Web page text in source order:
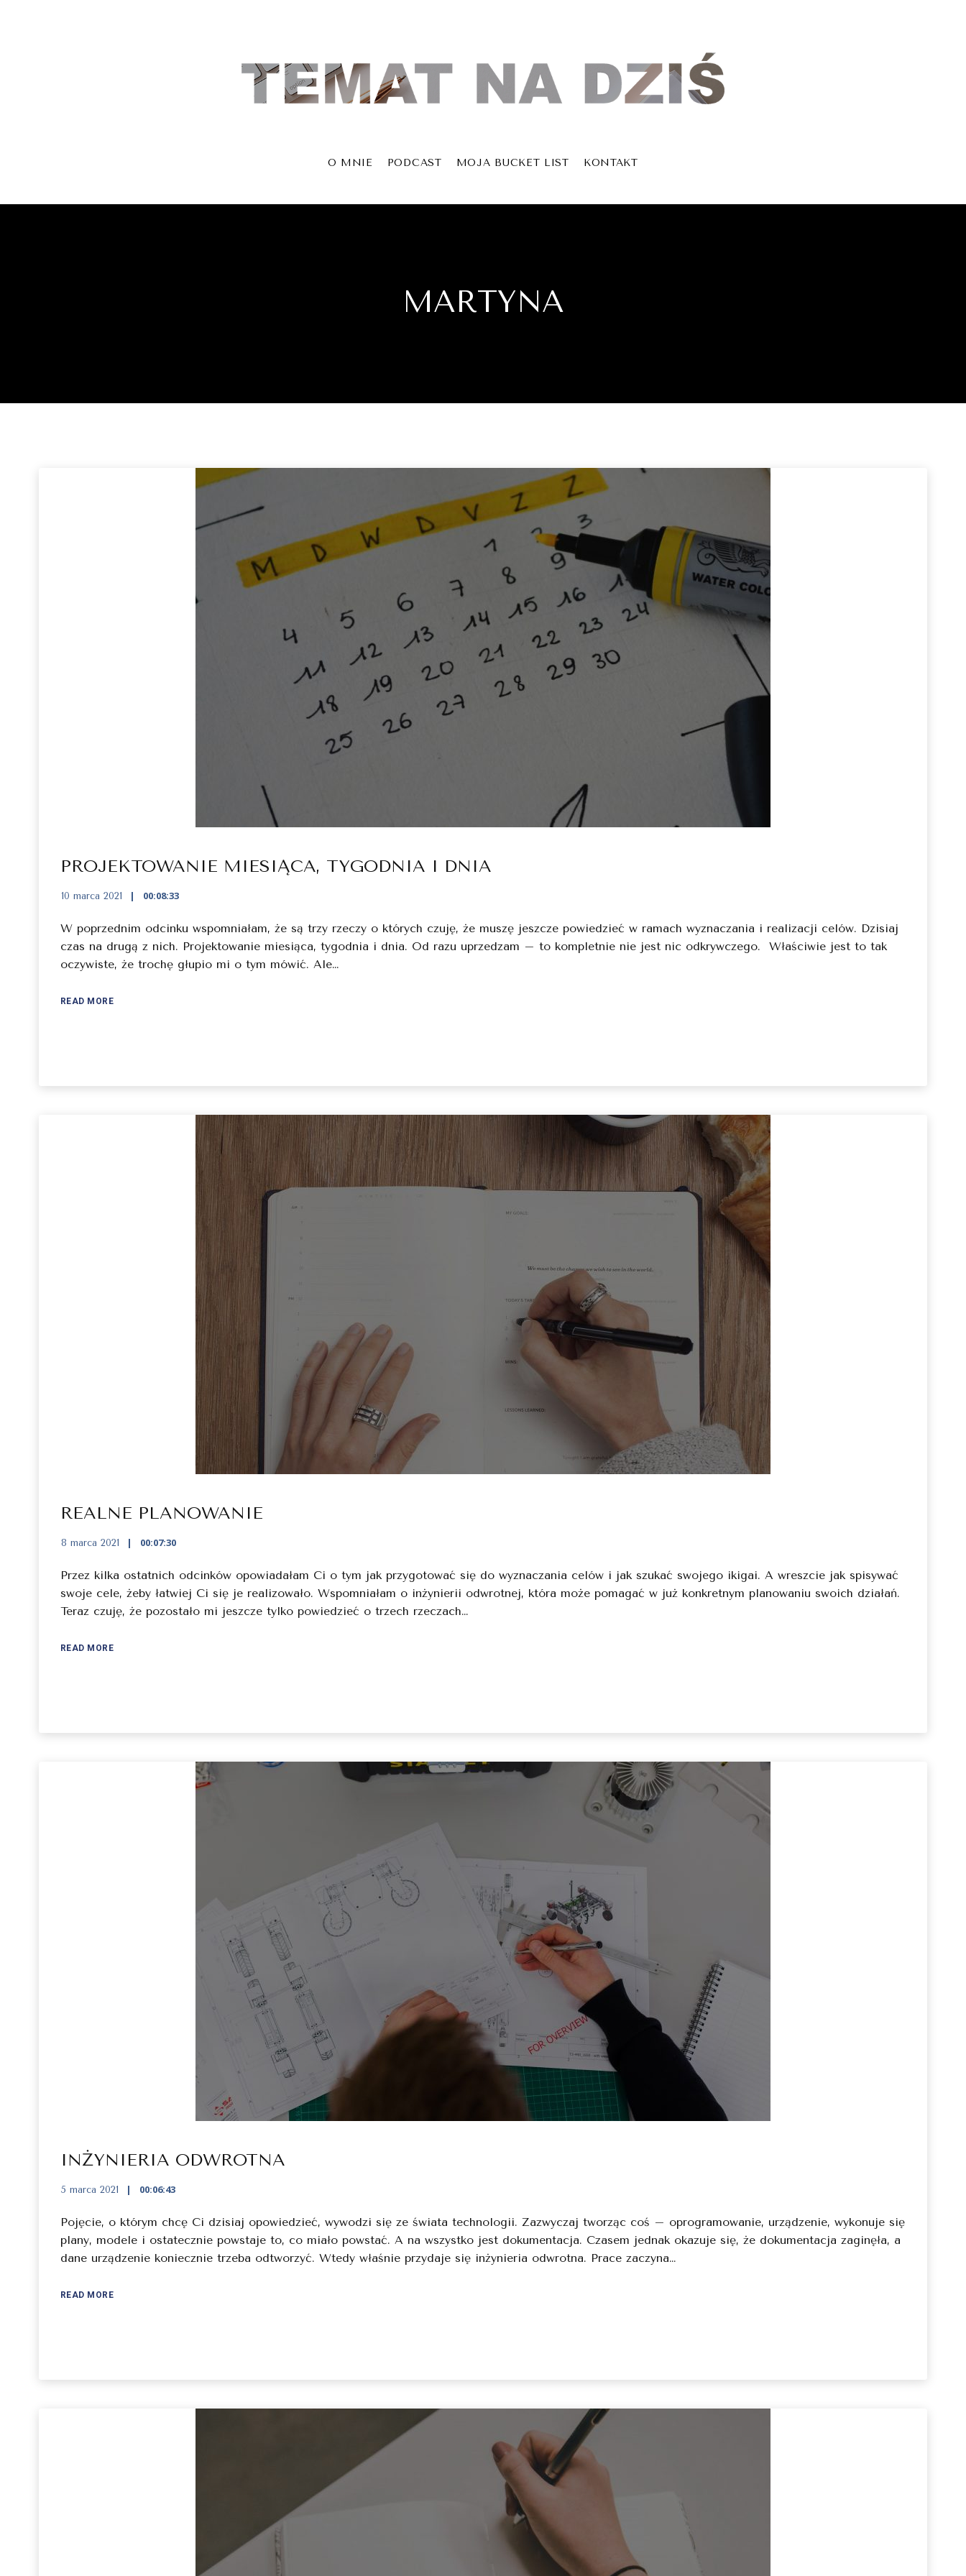
O MNIE PODCAST MOJA BUCKET LIST KONTAKT
MARTYNA
PROJEKTOWANIE MIESIĄCA, TYGODNIA I DNIA
10 marca 2021 00:08:33
W poprzednim odcinku wspomniałam, że są trzy rzeczy o których czuję, że muszę jeszcze powiedzieć w ramach wyznaczania i realizacji celów. Dzisiaj
czas na drugą z nich. Projektowanie miesiąca, tygodnia i dnia. Od razu uprzedzam – to kompletnie nie jest nic odkrywczego. Właściwie jest to tak
oczywiste, że trochę głupio mi o tym mówić. Ale…
READ MORE
REALNE PLANOWANIE
8 marca 2021 00:07:30
Przez kilka ostatnich odcinków opowiadałam Ci o tym jak przygotować się do wyznaczania celów i jak szukać swojego ikigai. A wreszcie jak spisywać
swoje cele, żeby łatwiej Ci się je realizowało. Wspomniałam o inżynierii odwrotnej, która może pomagać w już konkretnym planowaniu swoich działań.
Teraz czuję, że pozostało mi jeszcze tylko powiedzieć o trzech rzeczach…
READ MORE
INŻYNIERIA ODWROTNA
5 marca 2021 00:06:43
Pojęcie, o którym chcę Ci dzisiaj opowiedzieć, wywodzi się ze świata technologii. Zazwyczaj tworząc coś – oprogramowanie, urządzenie, wykonuje się
plany, modele i ostatecznie powstaje to, co miało powstać. A na wszystko jest dokumentacja. Czasem jednak okazuje się, że dokumentacja zaginęła, a
dane urządzenie koniecznie trzeba odtworzyć. Wtedy właśnie przydaje się inżynieria odwrotna. Prace zaczyna…
READ MORE